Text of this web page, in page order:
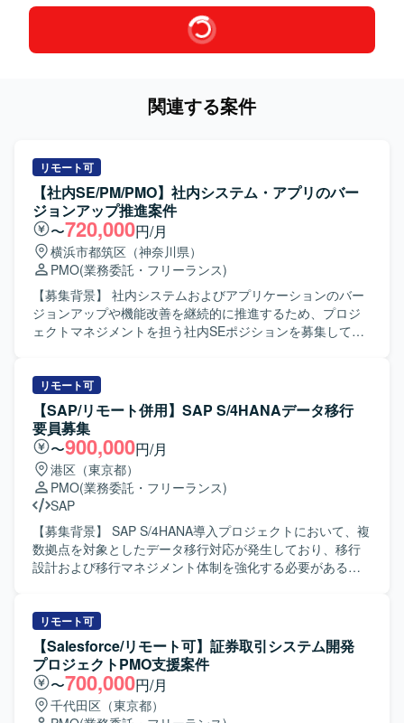
関連する案件
リモート可
【社内SE/PM/PMO】社内システム・アプリのバー
ジョンアップ推進案件
〜720,000円/月
横浜市都筑区（神奈川県）
PMO(業務委託・フリーランス)
【募集背景】 社内システムおよびアプリケーションのバー
ジョンアップや機能改善を継続的に推進するため、プロジ
ェクトマネジメントを担う社内SEポジションを募集してお
管理、リスク管理などプロジェクトマネジメント全般を担
当して頂きます。 具体的には、RFIやRFPの作成、WBSの
作成・更新、進捗の可視化や課題・リスクの洗い出しおよ
び対策立案を行って頂きます。 また、プロジェクトメンバ
ーとなる社内人員に対して、助言やフォローを行いなが
ら、関係者を巻き込みつつプロジェクトを推進して頂きま
す。 【求める人物像】 PJ推進のために5W1Hを明確に示
し、自ら考えて行動に移せる方を求めております。 指示待
ちではなく、リーダーとして主体的かつ前向きに動けるタ
イプの方を歓迎いたします。 ベンダーや社内各部門との折
衝・調整を円滑に行える高いコミュニケーション能力をお
業務効率化や事業成長に直結するプロジェクトに上流工程
から関わることができます。 複数のステークホルダーと協
働しながら、要件整理から推進まで一貫して携わること
で、ビジネス理解とプロジェクトマネジメントスキルの双
方を高められる環境です。 【開発環境】 Webシステムおよ
びスマートフォンアプリケーションを対象としたプロジェ
リモート可
【SAP/リモート併用】SAP S/4HANAデータ移行
要員募集
〜900,000円/月
港区（東京都）
PMO(業務委託・フリーランス)
SAP
【募集背景】 SAP S/4HANA導入プロジェクトにおいて、複
数拠点を対象としたデータ移行対応が発生しており、移行
設計および移行マネジメント体制を強化する必要があるた
していただきます。具体的には、データ移行の全体計画に
基づく進捗管理、各拠点担当者との調整、課題・リスクの
洗い出しと整理、移行方針や移行設計内容の理解と関係者
への説明、移行に関する各種マネジメント業務などをご担
当いただきます。また、状況に応じて移行計画や手順書作
成などのドキュメント作成支援も行っていただきます。
リモート可
【Salesforce/リモート可】証券取引システム開発
プロジェクトPMO支援案件
〜700,000円/月
千代田区（東京都）